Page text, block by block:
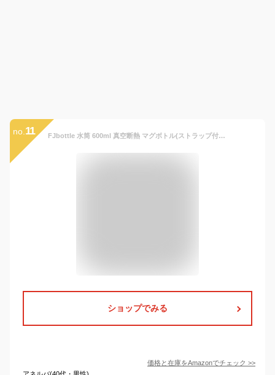
no. 11 FJbottle 水筒 600ml 真空断熱 マグボトル(ストラップ付き) 2ウェイボトル ストロー ワンタッチ 保温 保冷 洗いやすい 広口 ステンレスボトル 洗浄用スポンジ付き 女の子 男の子 おしゃれ 大人 子供 ホワイト
ショップでみる
価格と在庫をAmazonでチェック >>